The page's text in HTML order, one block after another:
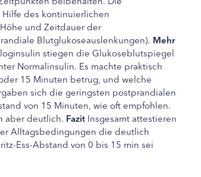
des kontinuierlichen
und Zeitdauer der
Blutglukoseauslenkungen). Mehr
stiegen die Glukoseblutspiegel
Normalinsulin. Es machte praktisch
15 Minuten betrug, und welche
sich die geringsten postprandialen
von 15 Minuten, wie oft empfohlen.
aber deutlich. Fazit Insgesamt attestieren
Alltagsbedingungen die deutlich
Ess-Abstand von 0 bis 15 min sei